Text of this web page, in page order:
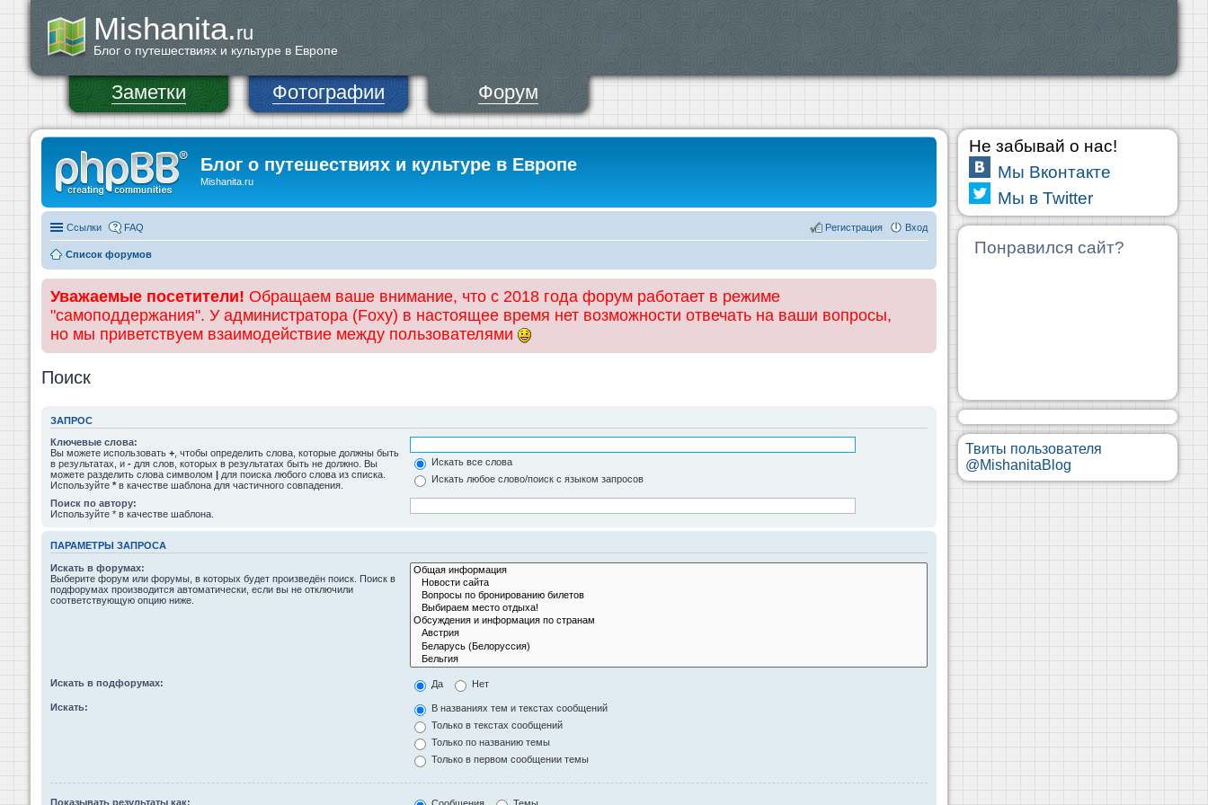
Mishanita.ru
Блог о путешествиях и культуре в Европе
Заметки Фотографии Форум
Блог о путешествиях и культуре в Европе
Mishanita.ru
Ссылки FAQ Вход
Регистрация
Список форумов
Уважаемые посетители! Обращаем ваше внимание, что с 2018 года форум работает в режиме
"самоподдержания". У администратора (Foxy) в настоящее время нет возможности отвечать на ваши вопросы,
но мы приветствуем взаимодействие между пользователями
Поиск
ЗАПРОС
Ключевые слова:
Вы можете использовать + , чтобы определить слова, которые должны быть
в результатах, и - для слов, которых в результатах быть не должно. Вы
можете разделить слова символом | для поиска любого слова из списка.
Используйте * в качестве шаблона для частичного совпадения.
Искать все слова
Искать любое слово/поиск с языком запросов
Поиск по автору:
Используйте * в качестве шаблона.
ПАРАМЕТРЫ ЗАПРОСА
Искать в форумах:
Выберите форум или форумы, в которых будет произведён поиск. Поиск в
подфорумах производится автоматически, если вы не отключили
соответствующую опцию ниже.
Искать в подфорумах: Да Нет
Искать:
В названиях тем и текстах сообщений
Только в текстах сообщений
Только по названию темы
Только в первом сообщении темы
Показывать результаты как:
Не забывай о нас!
Мы Вконтакте
Мы в Twitter
Понравился сайт?
Твиты пользователя
@MishanitaBlog